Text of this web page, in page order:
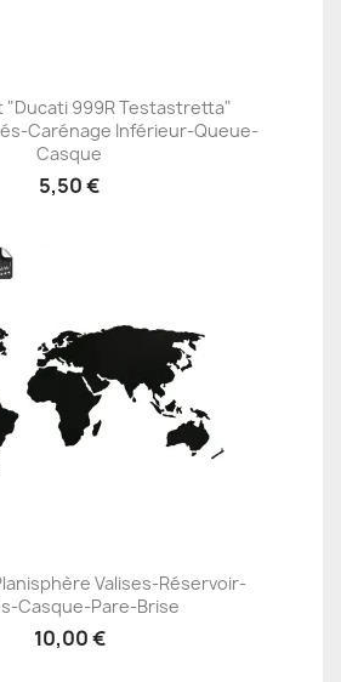
"Ducati 999R Testastretta"
Carénage Inférieur-Queue-
Casque
5,50 €
Valises-Réservoir-
Casque-Pare-Brise
10,00 €